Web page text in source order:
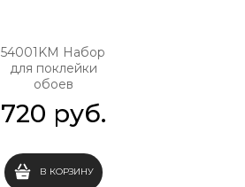
54001KM Набор
для поклейки
обоев
720 руб.
В КОРЗИНУ